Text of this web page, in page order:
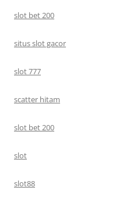
slot bet 200
situs slot gacor
slot 777
scatter hitam
slot bet 200
slot
slot88